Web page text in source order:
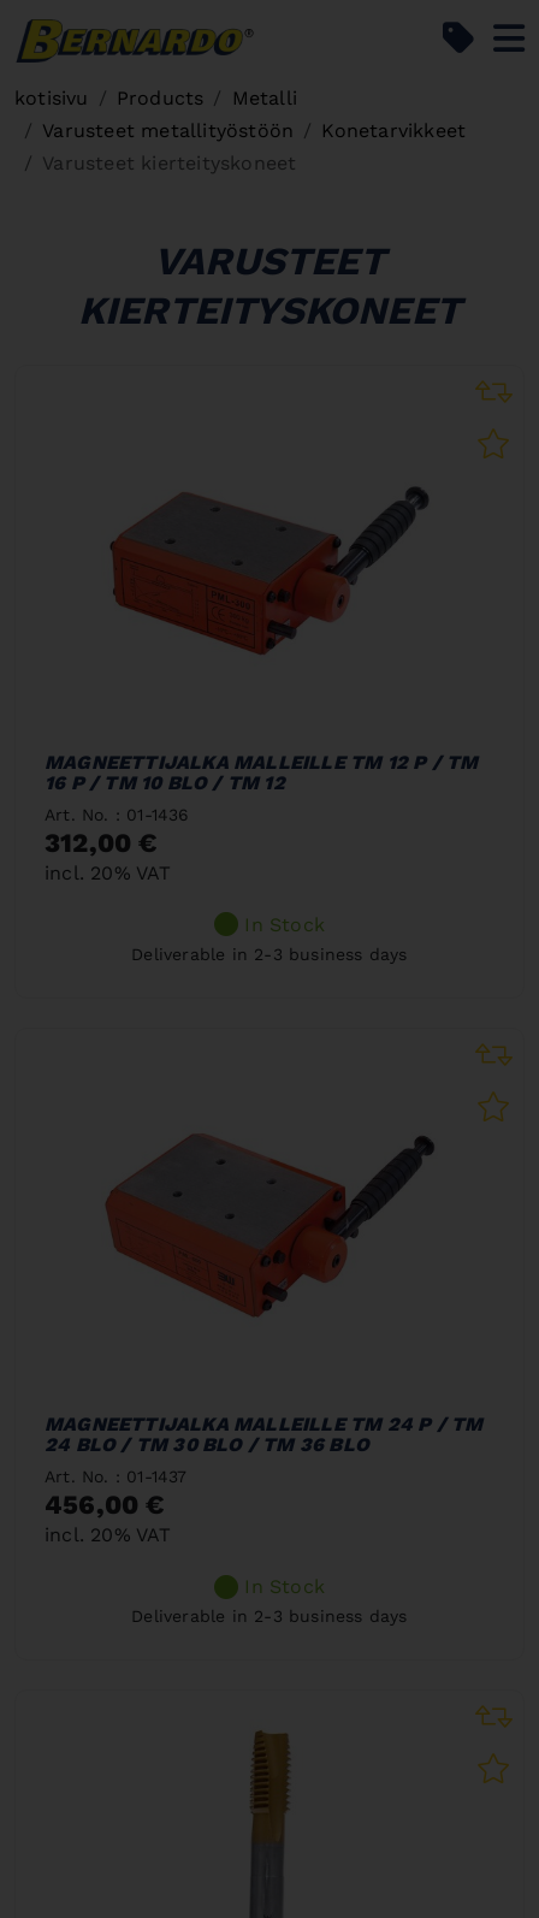
kotisivu Products
Metalli
Varusteet metallityöstöön
Konetarvikkeet
Varusteet kierteityskoneet
VARUSTEET
KIERTEITYSKONEET
MAGNEETTIJALKA MALLEILLE TM 12 P / TM
16 P / TM 10 BLO / TM 12
Art. No. : 01-1436
312,00 €
incl. 20% VAT
In Stock
Deliverable in 2-3 business days
MAGNEETTIJALKA MALLEILLE TM 24 P / TM
24 BLO / TM 30 BLO / TM 36 BLO
Art. No. : 01-1437
456,00 €
incl. 20% VAT
In Stock
Deliverable in 2-3 business days